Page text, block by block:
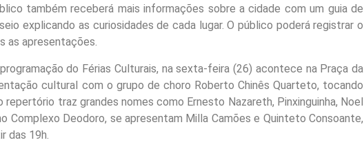
também receberá mais informações sobre a cidade com um guia de
explicando as curiosidades de cada lugar. O público poderá registrar o
as apresentações.
do Férias Culturais, na sexta-feira (26) acontece na Praça da
cultural com o grupo de choro Roberto Chinês Quarteto, tocando
traz grandes nomes como Ernesto Nazareth, Pinxinguinha, Noel
Complexo Deodoro, se apresentam Milla Camões e Quinteto Consoante,
das 19h.